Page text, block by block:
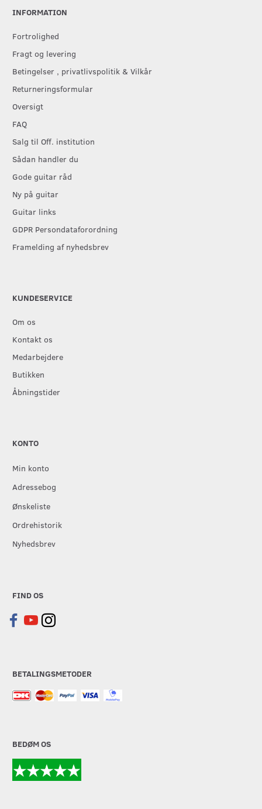
INFORMATION
Fortrolighed
Fragt og levering
Betingelser , privatlivspolitik & Vilkår
Returneringsformular
Oversigt
FAQ
Salg til Off. institution
Sådan handler du
Gode guitar råd
Ny på guitar
Guitar links
GDPR Persondataforordning
Framelding af nyhedsbrev
KUNDESERVICE
Om os
Kontakt os
Medarbejdere
Butikken
Åbningstider
KONTO
Min konto
Adressebog
Ønskeliste
Ordrehistorik
Nyhedsbrev
FIND OS
BETALINGSMETODER
BEDØM OS